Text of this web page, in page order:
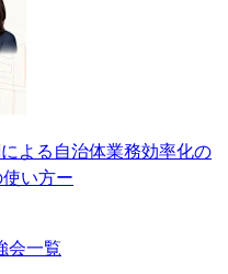
よる自治体業務効率化の
い方ー
会一覧